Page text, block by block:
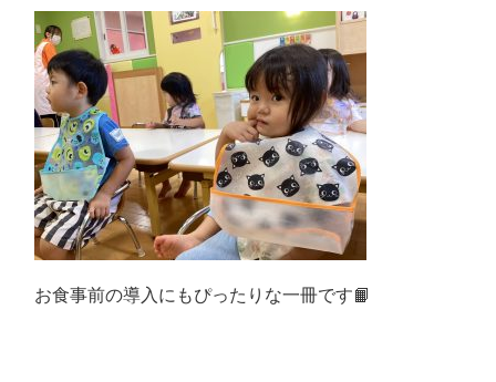
お食事前の導入にもぴったりな一冊です📙